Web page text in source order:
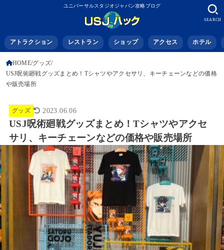
ユニバーサルスタジオジャパン攻略ブログ
アトラクション レストラン ショップ アクセス ホテル
SEARCH
HOME グッズ
USJ呪術廻戦グッズまとめ！Tシャツやアクセサリ、キーチェーンなどの価格
や販売場所
グッズ 2023.06.06
USJ呪術廻戦グッズまとめ！Tシャツやアクセ
サリ、キーチェーンなどの価格や販売場所